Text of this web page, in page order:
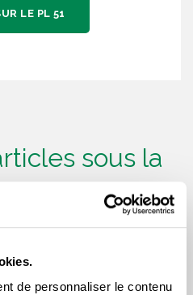
de personnaliser le contenu
LE PL 51
sous la